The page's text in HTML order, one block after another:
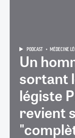
PODCAST MÉDECINE
Un
sortant
légiste
revient